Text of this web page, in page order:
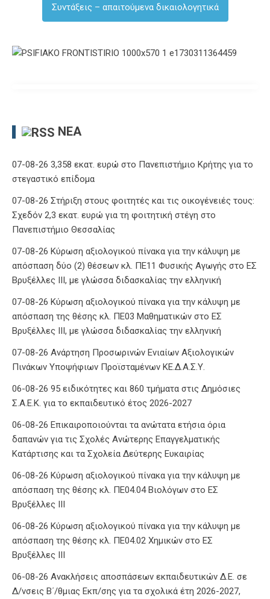
Συντάξεις – απαιτούμενα δικαιολογητικά
ΝΈΑ
07-08-26 3,358 εκατ. ευρώ στο Πανεπιστήμιο Κρήτης για το
στεγαστικό επίδομα
07-08-26 Στήριξη στους φοιτητές και τις οικογένειές τους:
Σχεδόν 2,3 εκατ. ευρώ για τη φοιτητική στέγη στο
Πανεπιστήμιο Θεσσαλίας
07-08-26 Κύρωση αξιολογικού πίνακα για την κάλυψη με
απόσπαση δύο (2) θέσεων κλ. ΠΕ11 Φυσικής Αγωγής στο ΕΣ
Βρυξέλλες ΙΙΙ, με γλώσσα διδασκαλίας την ελληνική
07-08-26 Κύρωση αξιολογικού πίνακα για την κάλυψη με
απόσπαση της θέσης κλ. ΠΕ03 Μαθηματικών στο ΕΣ
Βρυξέλλες ΙΙΙ, με γλώσσα διδασκαλίας την ελληνική
07-08-26 Ανάρτηση Προσωρινών Ενιαίων Αξιολογικών
Πινάκων Υποψήφιων Προϊσταμένων ΚΕ.Δ.Α.Σ.Υ.
06-08-26 95 ειδικότητες και 860 τμήματα στις Δημόσιες
Σ.Α.Ε.Κ. για το εκπαιδευτικό έτος 2026-2027
06-08-26 Επικαιροποιούνται τα ανώτατα ετήσια όρια
δαπανών για τις Σχολές Ανώτερης Επαγγελματικής
Κατάρτισης και τα Σχολεία Δεύτερης Ευκαιρίας
06-08-26 Κύρωση αξιολογικού πίνακα για την κάλυψη με
απόσπαση της θέσης κλ. ΠΕ04.04 Βιολόγων στο ΕΣ
Βρυξέλλες ΙΙΙ
06-08-26 Κύρωση αξιολογικού πίνακα για την κάλυψη με
απόσπαση της θέσης κλ. ΠΕ04.02 Χημικών στο ΕΣ
Βρυξέλλες ΙΙΙ
06-08-26 Ανακλήσεις αποσπάσεων εκπαιδευτικών Δ.Ε. σε
Δ/νσεις Β΄/θμιας Εκπ/σης για τα σχολικά έτη 2026-2027,